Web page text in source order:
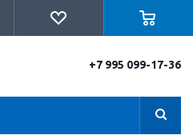
+7 995 099-17-36